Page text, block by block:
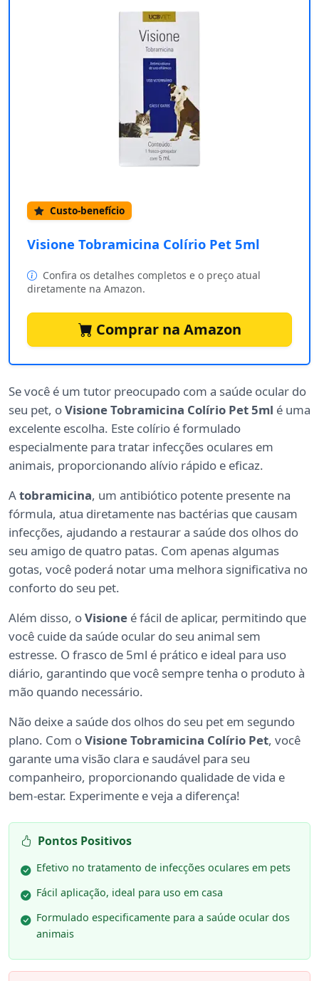
Custo-benefício
Visione Tobramicina Colírio Pet 5ml
Confira os detalhes completos e o preço atual
diretamente na Amazon.
Comprar na Amazon
Se você é um tutor preocupado com a saúde ocular do
seu pet, oVisione Tobramicina Colírio Pet 5ml é uma
excelente escolha. Este colírio é formulado
especialmente para tratar infecções oculares em
animais, proporcionando alívio rápido e eficaz.
Atobramicina, um antibiótico potente presente na
fórmula, atua diretamente nas bactérias que causam
infecções, ajudando a restaurar a saúde dos olhos do
seu amigo de quatro patas. Com apenas algumas
gotas, você poderá notar uma melhora significativa no
conforto do seu pet.
Além disso, oVisione é fácil de aplicar, permitindo que
você cuide da saúde ocular do seu animal sem
estresse. O frasco de 5ml é prático e ideal para uso
diário, garantindo que você sempre tenha o produto à
mão quando necessário.
Não deixe a saúde dos olhos do seu pet em segundo
plano. Com oVisione Tobramicina Colírio Pet, você
garante uma visão clara e saudável para seu
companheiro, proporcionando qualidade de vida e
bem-estar. Experimente e veja a diferença!
Pontos Positivos
Efetivo no tratamento de infecções oculares em pets
Fácil aplicação, ideal para uso em casa
Formulado especificamente para a saúde ocular dos
animais